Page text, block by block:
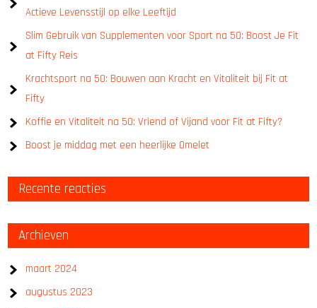
Actieve Levensstijl op elke Leeftijd
Slim Gebruik van Supplementen voor Sport na 50: Boost Je Fit
at Fifty Reis
Krachtsport na 50: Bouwen aan Kracht en Vitaliteit bij Fit at
Fifty
Koffie en Vitaliteit na 50: Vriend of Vijand voor Fit at Fifty?
Boost je middag met een heerlijke Omelet
Recente reacties
Archieven
maart 2024
augustus 2023